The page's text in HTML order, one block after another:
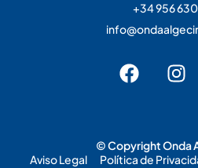
+34 956
© Copyright Onda
Aviso Legal
Política de